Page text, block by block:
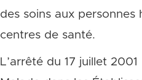
des soins aux personnes
centres de santé.
L’arrêté du 17 juillet